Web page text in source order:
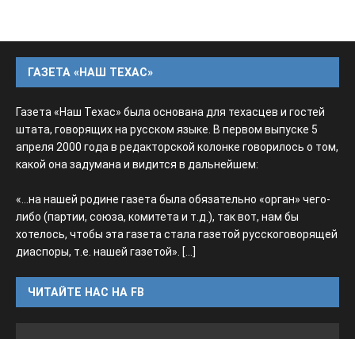
ГАЗЕТА «НАШ ТЕХАС»
Газета «Наш Техас» была основана для техасцев и гостей
штата, говорящих на русском языке. В первом выпуске 5
апреля 2000 года в редакторской колонке говорилось о том,
какой она задумана и видится в дальнейшем:
«...на нашей родине газета была обязательно «орган» чего-
либо (партии, союза, комитета и т.д.), так вот, нам бы
хотелось, чтобы эта газета стала газетой русскоговорящей
диаспоры, т.е. нашей газетой». [...]
ЧИТАЙТЕ НАС НА FB